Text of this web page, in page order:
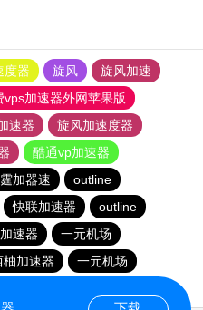
度器 旋风
旋风加速
vps加速器外网苹果版
速器
旋风加速度器
酷通vp加速器
加器速
outline
快联加速器
outline
速器
一元机场
柚加速器
一元机场